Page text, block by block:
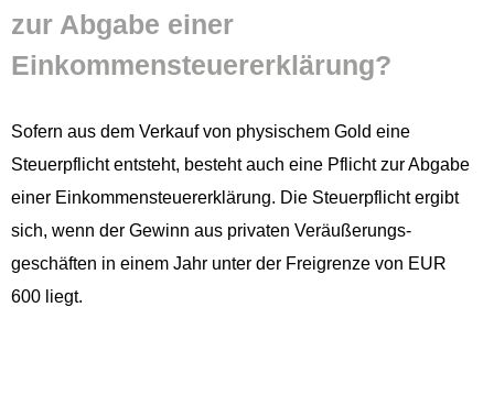
zur Abgabe ein­er
Einkommensteuererklärung?
Sofern aus dem Verkauf von physis­chem Gold eine
Steuerpflicht entste­ht, beste­ht auch eine Pflicht zur Abgabe
ein­er Einkom­men­steuer­erk­lärung. Die Steuerpflicht ergibt
sich, wenn der Gewinn aus pri­vat­en Veräußerungs­
geschäften in einem Jahr unter der Frei­gren­ze von EUR
600 liegt.